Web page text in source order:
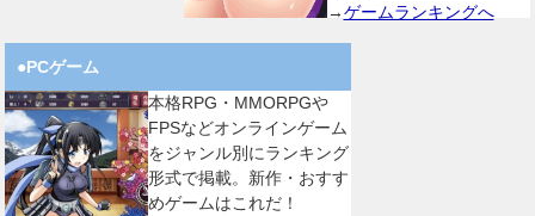
→ゲームランキングへ
●PCゲーム
本格RPG・MMORPGや
FPSなどオンラインゲーム
をジャンル別にランキング
形式で掲載。新作・おすす
めゲームはこれだ！